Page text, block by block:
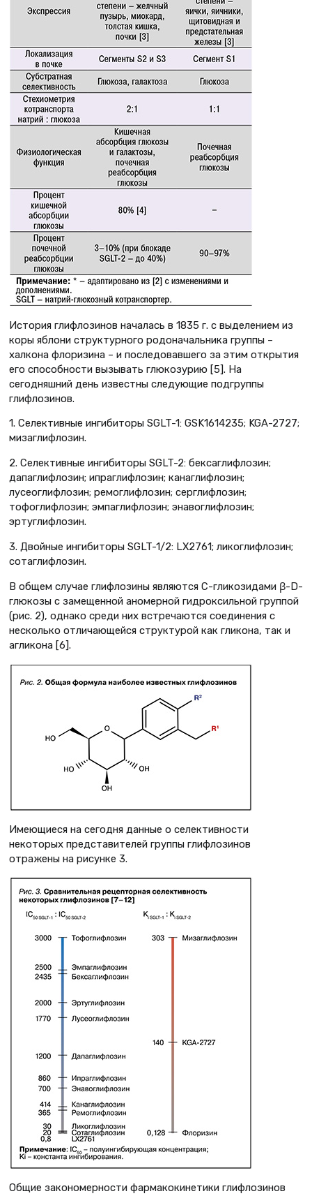
История глифлозинов началась в 1835 г. с выделением из
коры яблони структурного родоначальника группы –
халкона флоризина – и последовавшего за этим открытия
его способности вызывать глюкозурию [5]. На
сегодняшний день известны следующие подгруппы
глифлозинов.
1. Селективные ингибиторы SGLT-1: GSK1614235; KGA-2727;
мизаглифлозин.
2. Селективные ингибиторы SGLT-2: бексаглифлозин;
дапаглифлозин; ипраглифлозин; канаглифлозин;
лусеоглифлозин; ремоглифлозин; серглифлозин;
тофоглифлозин; эмпаглифлозин; энавоглифлозин;
эртуглифлозин.
3. Двойные ингибиторы SGLT-1/2: LX2761; ликоглифлозин;
сотаглифлозин.
В общем случае глифлозины являются С-гликозидами β-D-
глюкозы с замещенной аномерной гидроксильной группой
(рис. 2), однако среди них встречаются соединения с
несколько отличающейся структурой как гликона, так и
агликона [6].
Имеющиеся на сегодня данные о селективности
некоторых представителей группы глифлозинов
отражены на рисунке 3.
Общие закономерности фармакокинетики глифлозинов